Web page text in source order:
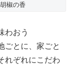
椒の香
わおう
ごとに、家ごと
れぞれにこだわ